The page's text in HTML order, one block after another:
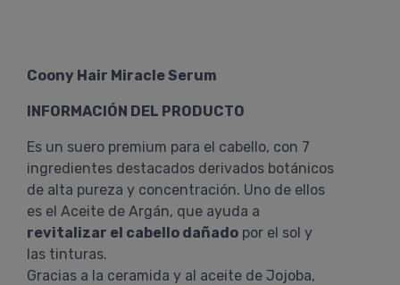
Coony Hair Miracle Serum
INFORMACIÓN DEL PRODUCTO
Es un suero premium para el cabello, con 7
ingredientes destacados derivados botánicos
de alta pureza y concentración. Uno de ellos
es el Aceite de Argán, que ayuda a
revitalizar el cabello dañado por el sol y
las tinturas.
Gracias a la ceramida y al aceite de Jojoba,